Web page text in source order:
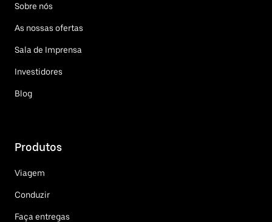
Sobre nós
As nossas ofertas
Sala de Imprensa
Investidores
Blog
Produtos
Viagem
Conduzir
Faça entregas